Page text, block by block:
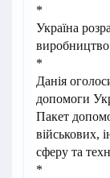
*
Україна
*
Данія
допомоги
Пакет
військових,
сферу та
*